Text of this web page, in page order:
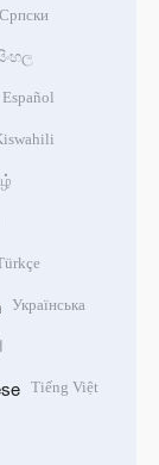
Српски
Español
Українська
Tiếng Việt